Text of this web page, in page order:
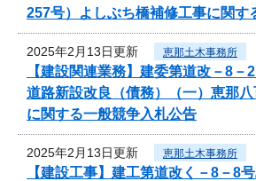
257号）よしぶち橋補修工事に関す
2025年2月13日更新 恵那土木事務所
【建設関連業務】建委第道改－8
道路新設改良（債務）（一）恵那
に関する一般競争入札公告
2025年2月13日更新 恵那土木事務所
【建設工事】建工第道改く－8－8